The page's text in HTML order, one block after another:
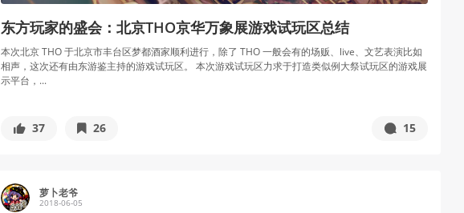
东方玩家的盛会：北京THO京华万象展游戏试玩区总结
本次北京 THO 于北京市丰台区梦都酒家顺利进行，除了 THO 一般会有的场贩、live、文艺表演比如
相声，这次还有由东游鉴主持的游戏试玩区。 本次游戏试玩区力求于打造类似例大祭试玩区的游戏展
示平台，...
37 26 15
萝卜老爷
2018-06-05